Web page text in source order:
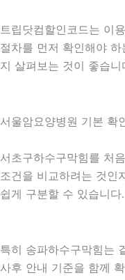
트립닷컴할인코드는 이
절차를 먼저 확인해야
지 살펴보는 것이 좋습니
서울암요양병원 기본
서초구하수구막힘를 처
조건을 비교하려는 것인
쉽게 구분할 수 있습니다.
특히 송파하수구막힘는
사후 안내 기준을 함께